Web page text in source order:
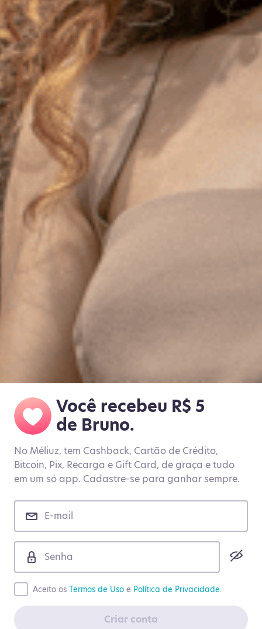
Você recebeu R$ 5
de Bruno.
No Méliuz, tem Cashback, Cartão de Crédito,
Bitcoin, Pix, Recarga e Gift Card, de graça e tudo
em um só app. Cadastre-se para ganhar sempre.
Aceito os Termos de Uso e Política de Privacidade.
Criar conta